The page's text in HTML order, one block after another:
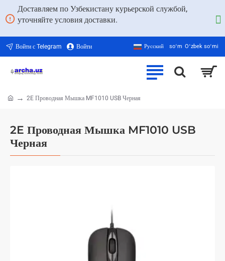
Доставляем по Узбекистану курьерской службой,
уточняйте условия доставки.
Войти с Telegram Войти Русский soʻm Oʻzbek soʻmi
2E Проводная Мышка MF1010 USB
Черная
2E Проводная Мышка MF1010 USB Черная